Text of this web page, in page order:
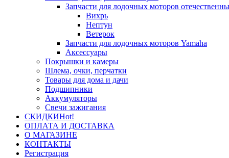
Запчасти для лодочных моторов
Вихрь
Нептун
Ветерок
Запчасти для лодочных моторов Yamaha
Аксессуары
Покрышки и камеры
Шлема, очки, перчатки
Товары для дома и дачи
Подшипники
Аккумуляторы
Свечи зажигания
СКИДКИHot!
ОПЛАТА И ДОСТАВКА
О МАГАЗИНЕ
КОНТАКТЫ
Регистрация